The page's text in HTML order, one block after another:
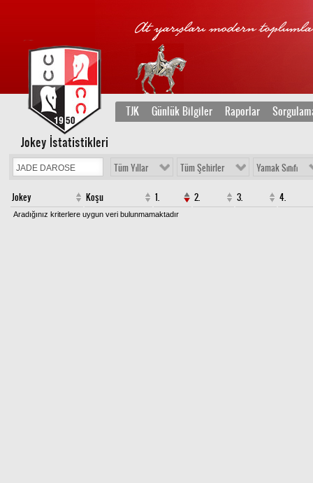
TJK Günlük Bilgiler Raporlar
Jokey İstatistikleri
Tüm Yıllar Tüm Şehirler Yamak Sınıfı
Jokey Koşu 1. 2. 3. 4.
Aradığınız kriterlere uygun veri bulunmamaktadır